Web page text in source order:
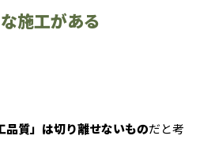
施工がある
品質」は切り離せないものだと考